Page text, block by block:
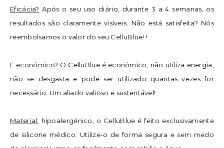
Eficácia? Após o seu uso diário, durante 3 a 4 semanas, os
resultados são claramente visíveis. Não está satisfeita? Nós
reembolsamos o valor do seu CelluBlue! !
É económico? O CelluBlue é económico, não utiliza energia,
não se desgasta e pode ser utilizado
quantas vezes for
necessário. Um aliado valioso e sustentável!
Material: hipoalergénico, o CelluBlue é feito exclusivamente
de silicone médico. Utilize-o de forma segura e sem medo